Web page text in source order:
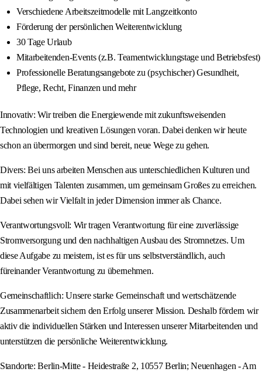
Verschiedene Arbeitszeitmodelle mit Langzeitkonto
Förderung der persönlichen Weiterentwicklung
30 Tage Urlaub
Mitarbeitenden-Events (z.B. Teamentwicklungstage und Betriebsfest)
Professionelle Beratungsangebote zu (psychischer) Gesundheit,
Pflege, Recht, Finanzen und mehr
Innovativ: Wir treiben die Energiewende mit zukunftsweisenden
Technologien und kreativen Lösungen voran. Dabei denken wir heute
schon an übermorgen und sind bereit, neue Wege zu gehen.
Divers: Bei uns arbeiten Menschen aus unterschiedlichen Kulturen und
mit vielfältigen Talenten zusammen, um gemeinsam Großes zu erreichen.
Dabei sehen wir Vielfalt in jeder Dimension immer als Chance.
Verantwortungsvoll: Wir tragen Verantwortung für eine zuverlässige
Stromversorgung und den nachhaltigen Ausbau des Stromnetzes. Um
diese Aufgabe zu meistern, ist es für uns selbstverständlich, auch
füreinander Verantwortung zu übernehmen.
Gemeinschaftlich: Unsere starke Gemeinschaft und wertschätzende
Zusammenarbeit sichern den Erfolg unserer Mission. Deshalb fördern wir
aktiv die individuellen Stärken und Interessen unserer Mitarbeitenden und
unterstützen die persönliche Weiterentwicklung.
Standorte: Berlin-Mitte - Heidestraße 2, 10557 Berlin; Neuenhagen - Am